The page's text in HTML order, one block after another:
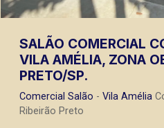
SALÃO COMERCIAL
VILA AMÉLIA, ZONA
PRETO/SP.
Comercial Salão - Vila Amélia
Ribeirão Preto